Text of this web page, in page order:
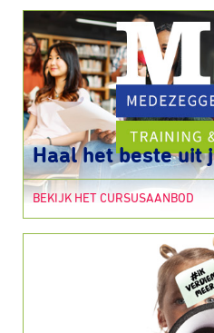
Haal het beste uit
BEKIJK HET CURSUSAANBOD